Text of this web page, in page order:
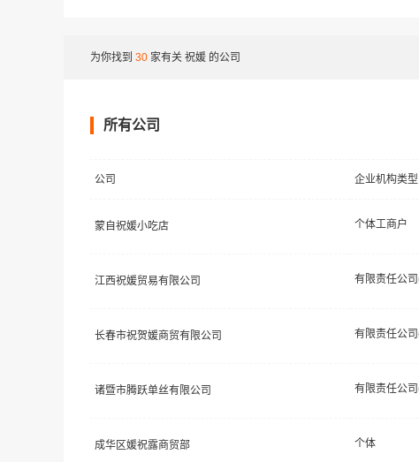
为你找到 30 家有关 祝媛 的公司
所有公司
公司 企业机构类型
蒙自祝媛小吃店 个体工商户
江西祝媛贸易有限公司
长春市祝贺媛商贸有限公司
诸暨市腾跃单丝有限公司
成华区媛祝露商贸部 个体